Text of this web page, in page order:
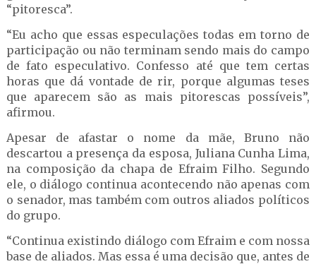
“pitoresca”.
“Eu acho que essas especulações todas em torno de
participação ou não terminam sendo mais do campo
de fato especulativo. Confesso até que tem certas
horas que dá vontade de rir, porque algumas teses
que aparecem são as mais pitorescas possíveis”,
afirmou.
Apesar de afastar o nome da mãe, Bruno não
descartou a presença da esposa, Juliana Cunha Lima,
na composição da chapa de Efraim Filho. Segundo
ele, o diálogo continua acontecendo não apenas com
o senador, mas também com outros aliados políticos
do grupo.
“Continua existindo diálogo com Efraim e com nossa
base de aliados. Mas essa é uma decisão que, antes de